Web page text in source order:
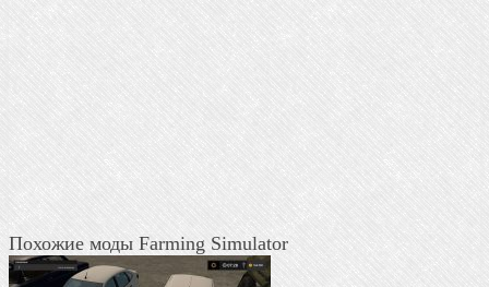
Похожие моды Farming Simulator